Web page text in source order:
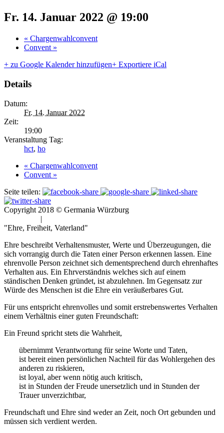
Fr. 14. Januar 2022 @ 19:00
« Chargenwahlconvent
Convent »
+ zu Google Kalender hinzufügen+ Exportiere iCal
Details
Datum:
Fr. 14. Januar 2022
Zeit:
19:00
Veranstaltung Tag:
hct, ho
« Chargenwahlconvent
Convent »
Seite teilen:
Copyright 2018 © Germania Würzburg
|
"Ehre, Freiheit, Vaterland"
Ehre beschreibt Verhaltensmuster, Werte und Überzeugungen, die
sich vorrangig durch die Taten einer Person erkennen lassen. Eine
ehrenvolle Person zeichnet sich dementsprechend durch ehrenhaftes
Verhalten aus. Ein Ehrverständnis welches sich auf einem
ständischen Denken gründet, ist abzulehnen. Im Gegensatz zur
Würde des Menschen ist die Ehre ein veräußerbares Gut.
Für uns entspricht ehrenvolles und somit erstrebenswertes Verhalten
einem Verhältnis einer guten Freundschaft:
Ein Freund spricht stets die Wahrheit,
übernimmt Verantwortung für seine Worte und Taten,
ist bereit einen persönlichen Nachteil für das Wohlergehen des
anderen zu riskieren,
ist loyal, aber wenn nötig auch kritisch,
ist in Stunden der Freude unersetzlich und in Stunden der
Trauer unverzichtbar,
Freundschaft und Ehre sind weder an Zeit, noch Ort gebunden und
müssen sich verdient werden.